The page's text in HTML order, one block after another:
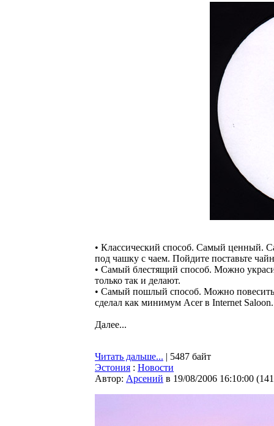
• Классический способ. Самый ценный.
под чашку с чаем. Пойдите поставьте
• Самый блестящий способ. Можно
только так и делают.
• Самый пошлый способ. Можно повесить
сделал как минимум Acer в Internet
Далее...
Читать дальше... | 5487 байт
Эстония : Новости
Автор: Арсений в 19/08/2006 16:10:00 (